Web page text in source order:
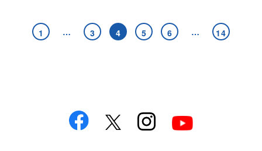
1 … 3 4 5 6 … 14